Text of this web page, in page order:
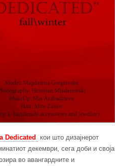
Dedicated
кои што дизајнерот
декември, сега доби и своја
во авангардните и